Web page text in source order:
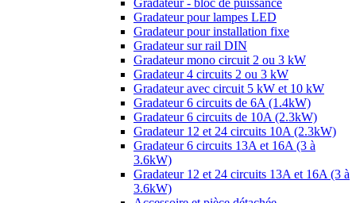
Gradateur - bloc de puissance
Gradateur pour lampes LED
Gradateur pour installation fixe
Gradateur sur rail DIN
Gradateur mono circuit 2 ou 3 kW
Gradateur 4 circuits 2 ou 3 kW
Gradateur avec circuit 5 kW et 10 kW
Gradateur 6 circuits de 6A (1.4kW)
Gradateur 6 circuits de 10A (2.3kW)
Gradateur 12 et 24 circuits 10A (2.3kW)
Gradateur 6 circuits 13A et 16A (3 à
3.6kW)
Gradateur 12 et 24 circuits 13A et 16A (3 à
3.6kW)